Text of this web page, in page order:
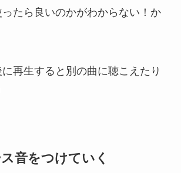
たら良いのかがわからない！か
再生すると別の曲に聴こえたり
音をつけていく